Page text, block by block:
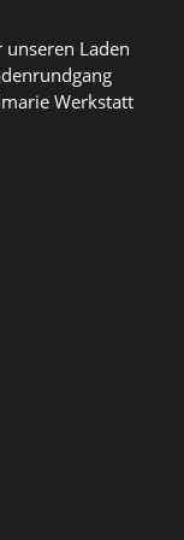
Laden
Werkstatt